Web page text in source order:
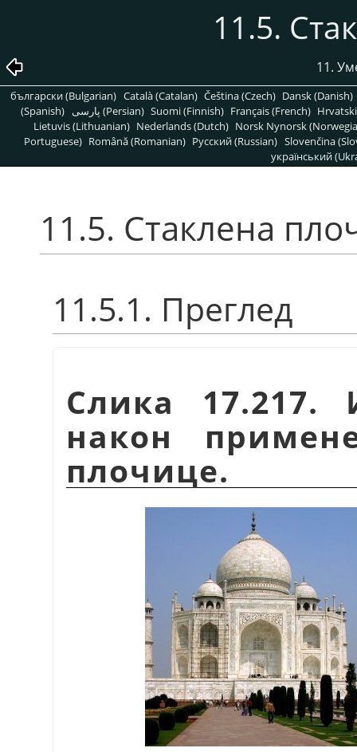
11.5.
11.
български (Bulgarian) Català (Catalan) Čeština (Czech) Dansk (Danish)
(Spanish)
پارسی (Persian) Suomi (Finnish) Français (French)
Lietuvis (Lithuanian) Nederlands (Dutch) Norsk Nynorsk
Portuguese) Română (Romanian) Pусский (Russian) Slovenčina
український
11.5. Стаклена
11.5.1. Преглед
Слика
након
плочице.